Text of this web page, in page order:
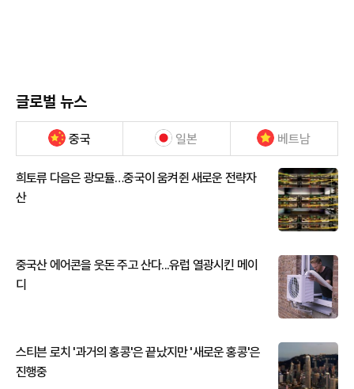
글로벌 뉴스
중국 일본 베트남
희토류 다음은 광모듈…중국이 움켜쥔 새로운 전략자
산
중국산 에어콘을 웃돈 주고 산다...유럽 열광시킨 메이
디
스티븐 로치 '과거의 홍콩'은 끝났지만 '새로운 홍콩'은
진행중